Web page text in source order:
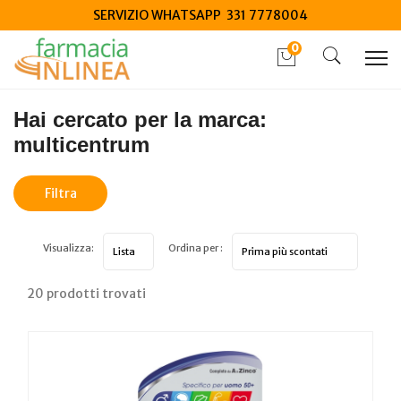
SERVIZIO WHATSAPP 331 7778004
0
Home Marche parafarmaci multicentrum
Hai cercato per la marca:
multicentrum
Filtra
20 prodotti trovati
Visualizza: Ordina per :